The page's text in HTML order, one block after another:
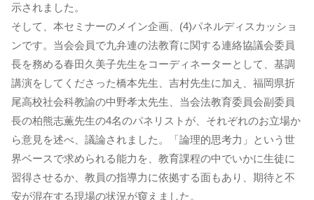
示されました。
そして、本セミナーのメイン企画、(4)パネルディスカッショ
ンです。当会会員で九弁連の法教育に関する連絡協議会委員
長を務める春田久美子先生をコーディネーターとして、基調
講演をしてくださった橋本先生、吉村先生に加え、福岡県折
尾高校社会科教諭の中野孝太先生、当会法教育委員会副委員
長の柏熊志薫先生の4名のパネリストが、それぞれのお立場か
ら意見を述べ、議論されました。「論理的思考力」という世
界ベースで求められる能力を、教育課程の中でいかに生徒に
習得させるか、教員の指導力に依拠する面もあり、期待と不
安が混在する現場の状況が窺えました。